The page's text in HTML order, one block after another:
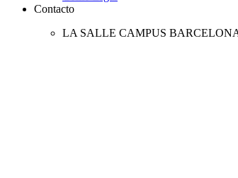
Contacto
LA SALLE CAMPUS